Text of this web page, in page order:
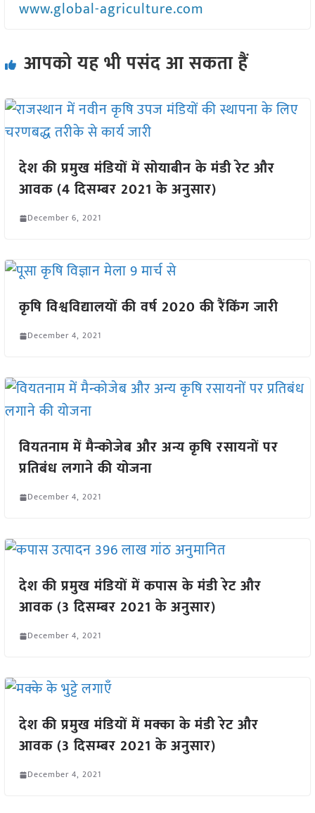
www.global-agriculture.com
आपको यह भी पसंद आ सकता हैं
देश की प्रमुख मंडियों में सोयाबीन के मंडी रेट और
आवक (4 दिसम्बर 2021 के अनुसार)
December 6, 2021
कृषि विश्वविद्यालयों की वर्ष 2020 की रैंकिंग जारी
December 4, 2021
वियतनाम में मैन्कोजेब और अन्य कृषि रसायनों पर
प्रतिबंध लगाने की योजना
December 4, 2021
देश की प्रमुख मंडियों में कपास के मंडी रेट और
आवक (3 दिसम्बर 2021 के अनुसार)
December 4, 2021
देश की प्रमुख मंडियों में मक्का के मंडी रेट और
आवक (3 दिसम्बर 2021 के अनुसार)
December 4, 2021